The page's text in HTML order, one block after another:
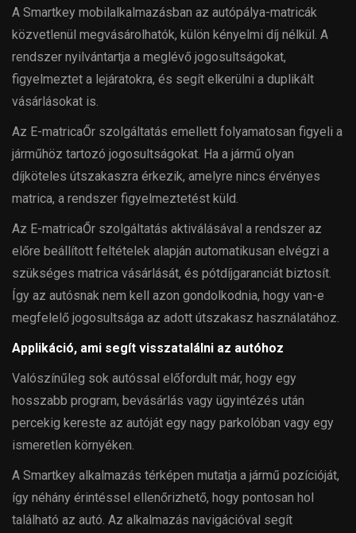
A Smartkey mobilalkalmazásban az autópálya-matricák
közvetlenül megvásárolhatók, külön kényelmi díj nélkül. A
rendszer nyilvántartja a meglévő jogosultságokat,
figyelmeztet a lejáratokra, és segít elkerülni a duplikált
vásárlásokat is.
Az E-matricaŐr szolgáltatás emellett folyamatosan figyeli a
járműhöz tartozó jogosultságokat. Ha a jármű olyan
díjköteles útszakaszra érkezik, amelyre nincs érvényes
matrica, a rendszer figyelmeztetést küld.
Az E-matricaŐr szolgáltatás aktiválásával a rendszer az
előre beállított feltételek alapján automatikusan elvégzi a
szükséges matrica vásárlását, és pótdíjgaranciát biztosít.
Így az autósnak nem kell azon gondolkodnia, hogy van-e
megfelelő jogosultsága az adott útszakasz használatához.
Applikáció, ami segít visszatalálni az autóhoz
Valószínűleg sok autóssal előfordult már, hogy egy
hosszabb program, bevásárlás vagy ügyintézés után
percekig kereste az autóját egy nagy parkolóban vagy egy
ismeretlen környéken.
A Smartkey alkalmazás térképen mutatja a jármű pozícióját,
így néhány érintéssel ellenőrizhető, hogy pontosan hol
található az autó. Az alkalmazás navigációval segít